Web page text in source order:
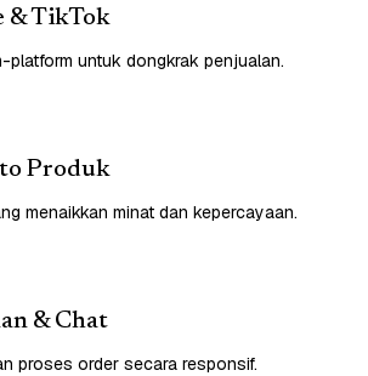
& TikTok
platform untuk dongkrak penjualan.
Produk
menaikkan minat dan kepercayaan.
& Chat
proses order secara responsif.